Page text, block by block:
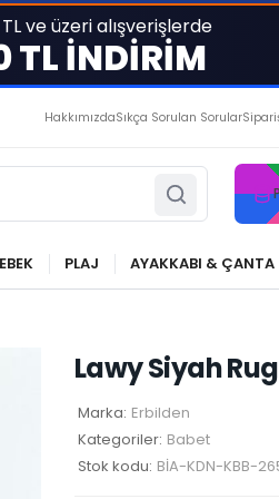
ve üzeri alışverişlerde
TL İNDİRİM
● BİZİMLE DAİMA
HakkımızdaSıkça Sorulan Sorular
PLAJ AYAKKABI & ÇANTA
Lawy Siyah
Marka: Erbilden
Kategoriler: Babet
Stok kodu: BİA-KDN-KBB-